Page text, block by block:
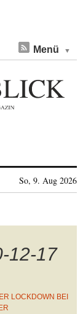
Menü
So, 9. Aug 2026
12-17
LOCKDOWN BEI